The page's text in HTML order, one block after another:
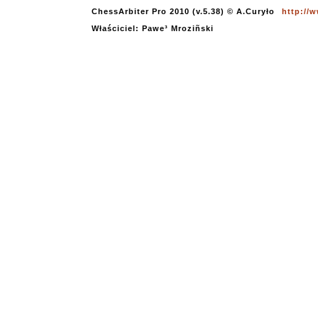
ChessArbiter Pro 2010 (v.5.38) © A.Curyło
http://
Właściciel: Pawe³ Mroziñski